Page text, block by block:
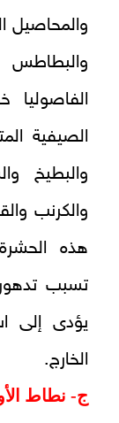
والمحاصيل
والبطاطس
الصيفية
والبطيخ
والكرنب
هذه
تسبب
يؤدى إلى
الخارج.
ج- نطاط